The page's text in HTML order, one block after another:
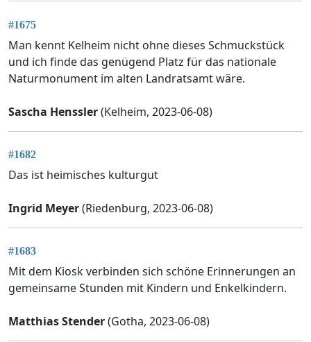
#1675
Man kennt Kelheim nicht ohne dieses Schmuckstück
und ich finde das genügend Platz für das nationale
Naturmonument im alten Landratsamt wäre.
Sascha Henssler(Kelheim, 2023-06-08)
#1682
Das ist heimisches kulturgut
Ingrid Meyer(Riedenburg, 2023-06-08)
#1683
Mit dem Kiosk verbinden sich schöne Erinnerungen an
gemeinsame Stunden mit Kindern und Enkelkindern.
Matthias Stender(Gotha, 2023-06-08)